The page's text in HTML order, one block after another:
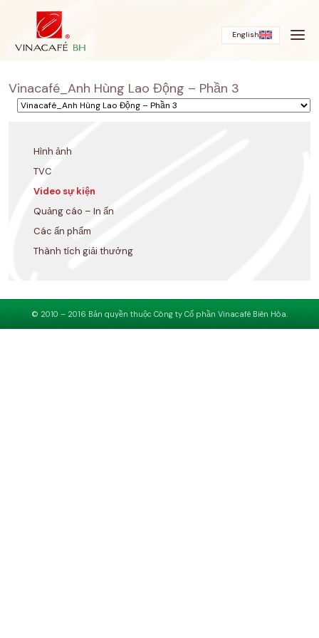
English
Vinacafé_Anh Hùng Lao Động – Phần 3
Hình ảnh
TVC
Video sự kiện
Quảng cáo – In ấn
Các ấn phẩm
Thành tích giải thưởng
© 2010 – 2016 Bản quyền thuộc Công ty Cổ phần Vinacafé Biên Hòa.